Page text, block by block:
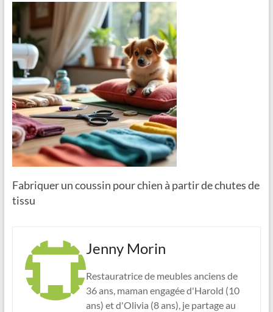
Fabriquer un coussin pour chien à partir de chutes de
tissu
Jenny Morin
Restauratrice de meubles anciens de
36 ans, maman engagée d'Harold (10
ans) et d'Olivia (8 ans), je partage au